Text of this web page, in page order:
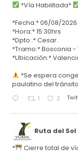
*Vía Habilitada*
*Fecha:* 06/08/2026.
*Hora:* 15:30hrs
*Dpto.:* Cesar.
*Tramo:* Bosconia
*Ubicación:*
*Se espera
paulatino del
1 2
Ruta del
* Cierre total de